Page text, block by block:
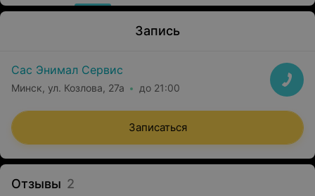
Запись
Сас Энимал Сервис
Минск, ул. Козлова, 27а до 21:00
Записаться
Отзывы 2